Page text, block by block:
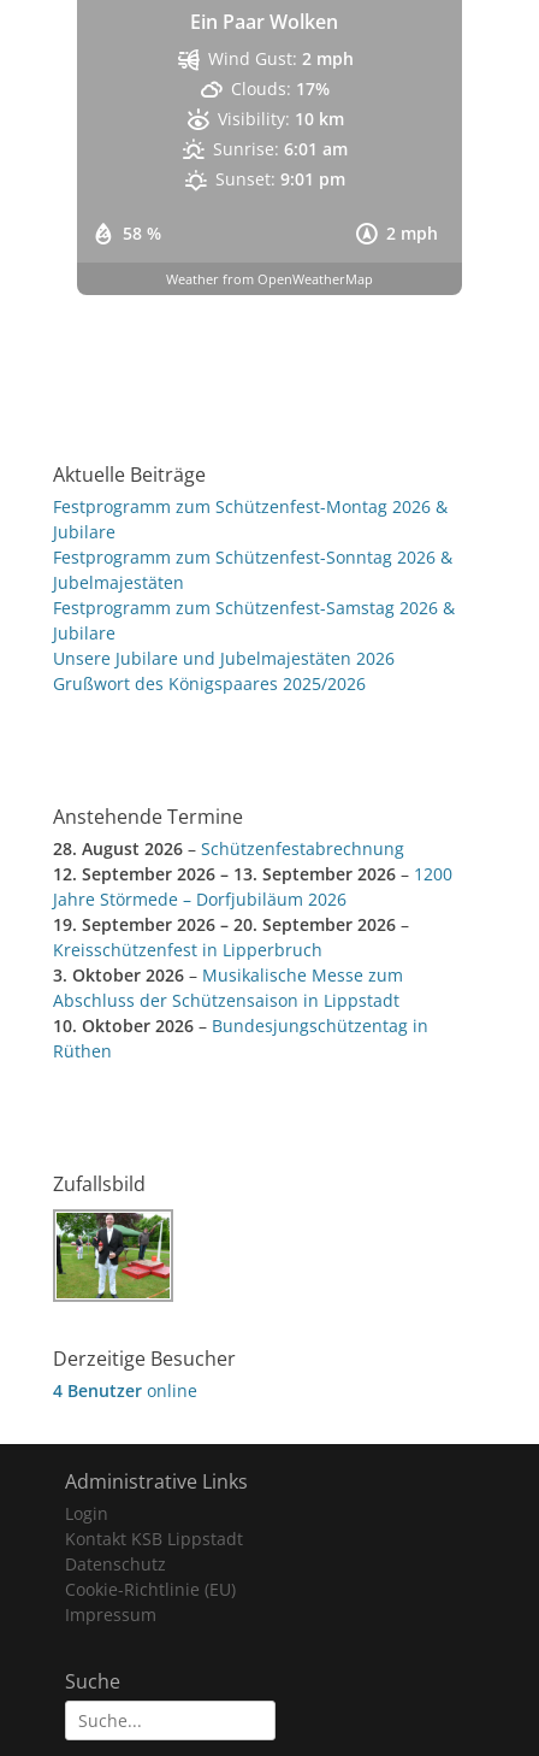
Ein Paar Wolken
58 % 2 mph
Wind Gust: 2 mph
Clouds: 17%
Visibility: 10 km
Sunrise: 6:01 am
Sunset: 9:01 pm
Weather from OpenWeatherMap
Aktuelle Beiträge
Festprogramm zum Schützenfest-Montag 2026 &
Jubilare
Festprogramm zum Schützenfest-Sonntag 2026 &
Jubelmajestäten
Festprogramm zum Schützenfest-Samstag 2026 &
Jubilare
Unsere Jubilare und Jubelmajestäten 2026
Grußwort des Königspaares 2025/2026
Anstehende Termine
28. August 2026 – Schützenfestabrechnung
12. September 2026 – 13. September 2026 – 1200
Jahre Störmede – Dorfjubiläum 2026
19. September 2026 – 20. September 2026 –
Kreisschützenfest in Lipperbruch
3. Oktober 2026 – Musikalische Messe zum
Abschluss der Schützensaison in Lippstadt
10. Oktober 2026 – Bundesjungschützentag in
Rüthen
Zufallsbild
Derzeitige Besucher
4 Benutzer online
Administrative Links
Login
Kontakt KSB Lippstadt
Datenschutz
Cookie-Richtlinie (EU)
Impressum
Suche
Suche
nach: